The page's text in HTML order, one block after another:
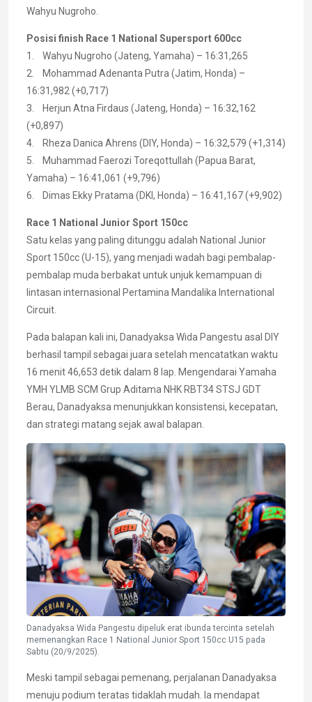
Wahyu Nugroho.
Posisi finish Race 1 National Supersport 600cc
1. Wahyu Nugroho (Jateng, Yamaha) – 16:31,265
2. Mohammad Adenanta Putra (Jatim, Honda) –
16:31,982 (+0,717)
3. Herjun Atna Firdaus (Jateng, Honda) – 16:32,162
(+0,897)
4. Rheza Danica Ahrens (DIY, Honda) – 16:32,579 (+1,314)
5. Muhammad Faerozi Toreqottullah (Papua Barat,
Yamaha) – 16:41,061 (+9,796)
6. Dimas Ekky Pratama (DKI, Honda) – 16:41,167 (+9,902)
Race 1 National Junior Sport 150cc
Satu kelas yang paling ditunggu adalah National Junior
Sport 150cc (U-15), yang menjadi wadah bagi pembalap-
pembalap muda berbakat untuk unjuk kemampuan di
lintasan internasional Pertamina Mandalika International
Circuit.
Pada balapan kali ini, Danadyaksa Wida Pangestu asal DIY
berhasil tampil sebagai juara setelah mencatatkan waktu
16 menit 46,653 detik dalam 8 lap. Mengendarai Yamaha
YMH YLMB SCM Grup Aditama NHK RBT34 STSJ GDT
Berau, Danadyaksa menunjukkan konsistensi, kecepatan,
dan strategi matang sejak awal balapan.
Danadyaksa Wida Pangestu dipeluk erat ibunda tercinta setelah
memenangkan Race 1 National Junior Sport 150cc U15 pada
Sabtu (20/9/2025).
Meski tampil sebagai pemenang, perjalanan Danadyaksa
menuju podium teratas tidaklah mudah. Ia mendapat